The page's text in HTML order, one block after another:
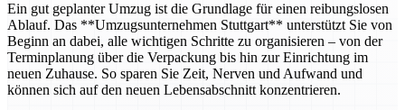
Ein gut geplanter Umzug ist die Grundlage für einen reibungslosen
Ablauf. Das **Umzugsunternehmen Stuttgart** unterstützt Sie von
Beginn an dabei, alle wichtigen Schritte zu organisieren – von der
Terminplanung über die Verpackung bis hin zur Einrichtung im
neuen Zuhause. So sparen Sie Zeit, Nerven und Aufwand und
können sich auf den neuen Lebensabschnitt konzentrieren.